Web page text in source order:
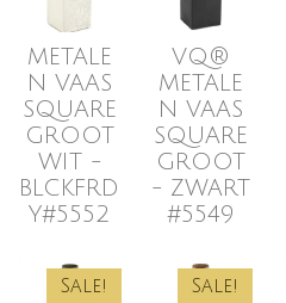
METALE
N VAAS
SQUARE
GROOT
WIT -
BLCKFRD
Y#5552
VQ®
METALE
N VAAS
SQUARE
GROOT
- ZWART
#5549
Sale! Sale!